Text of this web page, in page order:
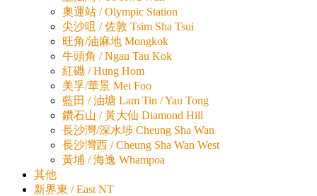
奧運站 / Olympic Station
尖沙咀 / 佐敦 Tsim Sha Tsui
旺角/油麻地 Mongkok
牛頭角 / Ngau Tau Kok
紅磡 / Hung Hom
美孚/華景 Mei Foo
藍田 / 油塘 Lam Tin / Yau Tong
鑽石山 / 黃大仙 Diamond Hill
長沙灣/深水埗 Cheung Sha Wan
長沙灣西 / Cheung Sha Wan West
黃埔 / 海逸 Whampoa
其他
新界東 / East NT